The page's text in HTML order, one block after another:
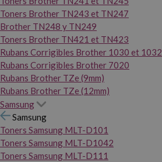
Toners Brother TN243 et TN247
Brother TN248 y TN249
Toners Brother TN421 et TN423
Rubans Corrigibles Brother 1030 et 1032
Rubans Corrigibles Brother 7020
Rubans Brother TZe (9mm)
Rubans Brother TZe (12mm)
Samsung
Samsung
Toners Samsung MLT-D101
Toners Samsung MLT-D1042
Toners Samsung MLT-D111